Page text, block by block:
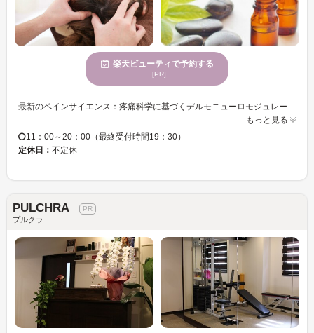
楽天ビューティで予約する
[PR]
最新のペインサイエンス：疼痛科学に基づくデルモニューロモジュレーティング【DNM】は、クライアントに一切痛みを与えることのない徒手療法です。皮膚から皮神経、末梢神経の血流を優しくケアすることによって、神経系の炎症や血流を促して、筋肉のハリが緩んでいくようにしていきます。「痛みはその人が感じている主観的な体験」なので、セラピスト側が施術中にその痛みの程度や、痛みが減ったかを推測することはしません。クライアント様に痛みが減っているか、どんな感覚かを訪ねて伝えてもらうのが一番確かなので、お声かけをして感覚を訪ねながら施術を進めていきます。 頭痛や肩こり、筋肉のハリ、全身の緊張、不眠、慢性疼痛に。 ヘッドセラピーは、鎖骨から上、首、頭を優しくほぐしていきます。こちらは施術中にお声かけ等はせず、そのままセラピストにお任せしたいという方にオススメです。 頭が重い、頭や首の締め付けられるような痛み、ＰＣやスマホでの眼精疲労、不眠、噛みしめによる顎の緊張からくる首の痛みに。
もっと見る
11：00～20：00（最終受付時間19：30）
定休日： 不定休
PULCHRA
プルクラ